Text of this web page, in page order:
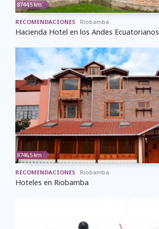
8744,5 km
RECOMENDACIONES Riobamba
Hacienda Hotel en los Andes Ecuatorianos
8746,5 km
RECOMENDACIONES Riobamba
Hoteles en Riobamba